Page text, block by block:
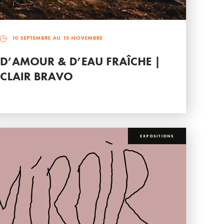
10 SEPTEMBRE AU 15 NOVEMBRE
D’AMOUR & D’EAU FRAÎCHE |
CLAIR BRAVO
EXPOSITIONS